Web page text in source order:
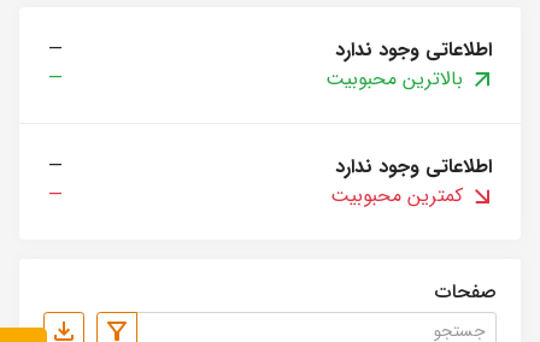
اطلاعاتی وجود ندارد
—
بالاترین محبوبیت
—
اطلاعاتی وجود ندارد
—
کمترین محبوبیت
—
صفحات